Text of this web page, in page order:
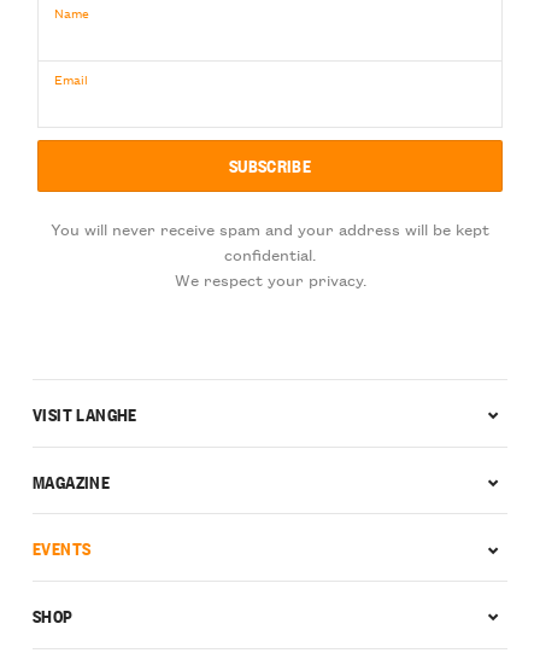
Name
Email
You will never receive spam and your address will be kept
confidential.
We respect your privacy.
VISIT LANGHE
MAGAZINE
EVENTS
SHOP